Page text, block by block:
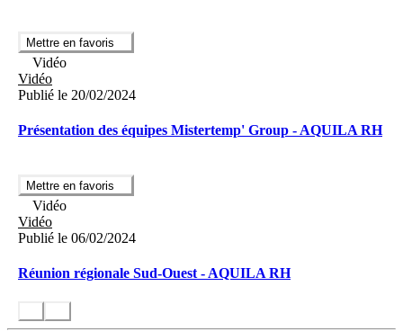
Mettre en favoris
Vidéo
Vidéo
Publié le 20/02/2024
Présentation des équipes Mistertemp' Group - AQUILA RH
Mettre en favoris
Vidéo
Vidéo
Publié le 06/02/2024
Réunion régionale Sud-Ouest - AQUILA RH